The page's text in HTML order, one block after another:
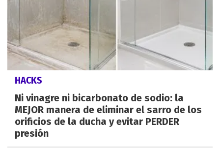
HACKS
Ni vinagre ni bicarbonato de sodio: la
MEJOR manera de eliminar el sarro de los
orificios de la ducha y evitar PERDER
presión